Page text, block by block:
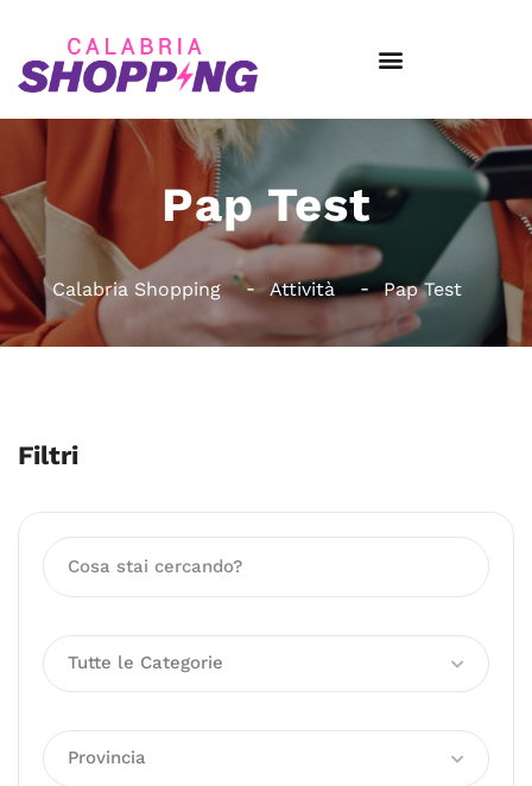
Pap Test
Calabria Shopping Attività Pap Test
Filtri
Tutte le Categorie
Provincia